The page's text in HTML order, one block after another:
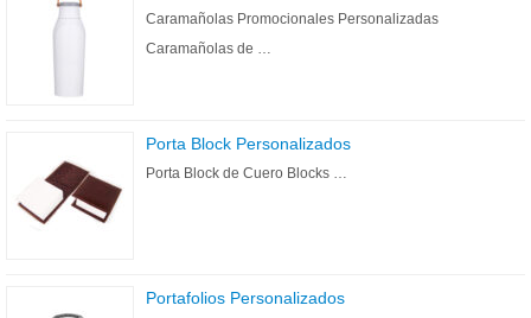
Caramañolas Promocionales Personalizadas
Caramañolas de …
Porta Block Personalizados
Porta Block de Cuero Blocks …
Portafolios Personalizados